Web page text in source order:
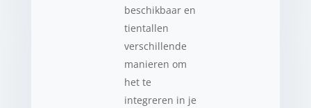
beschikbaar en
tientallen
verschillende
manieren om
het te
integreren in je